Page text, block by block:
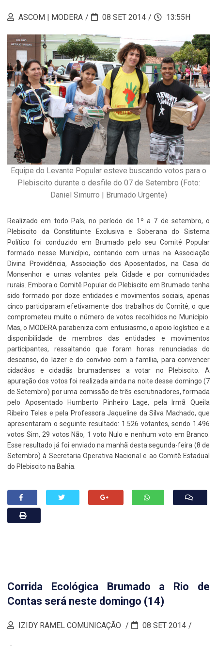
ASCOM | MODERA 08 SET 2014 13:55H
Equipe do Levante Popular esteve buscando votos para o
Plebiscito durante o desfile do 07 de Setembro (Foto:
Daniel Simurro | Brumado Urgente)
Realizado em todo País, no período de 1º a 7 de setembro, o
Plebiscito da Constituinte Exclusiva e Soberana do Sistema
Político foi conduzido em Brumado pelo seu Comitê Popular
formado nesse Município, contando com urnas na Associação
Divina Providência, Associação dos Aposentados, na Casa do
Monsenhor e urnas volantes pela Cidade e por comunidades
rurais. Embora o Comitê Popular do Plebiscito em Brumado tenha
sido formado por doze entidades e movimentos sociais, apenas
cinco participaram efetivamente dos trabalhos do Comitê, o que
comprometeu muito o número de votos recolhidos no Município.
Mas, o MODERA parabeniza com entusiasmo, o apoio logístico e a
disponibilidade de membros das entidades e movimentos
participantes, ressaltando que foram horas renunciadas do
descanso, do lazer e do convívio com a família, para convencer
cidadãos e cidadãs brumadenses a votar no Plebiscito. A
apuração dos votos foi realizada ainda na noite desse domingo (7
de Setembro) por uma comissão de três escrutinadores, formada
pelo Aposentado Humberto Pinheiro Lage, pela Irmã Queila
Ribeiro Teles e pela Professora Jaqueline da Silva Machado, que
apresentaram o seguinte resultado: 1.526 votantes, sendo 1.496
votos Sim, 29 votos Não, 1 voto Nulo e nenhum voto em Branco.
Esse resultado já foi enviado na manhã desta segunda-feira (8 de
Setembro) à Secretaria Operativa Nacional e ao Comitê Estadual
do Plebiscito na Bahia.
Corrida Ecológica Brumado a Rio de
Contas será neste domingo (14)
IZIDY RAMEL COMUNICAÇÃO 08 SET 2014